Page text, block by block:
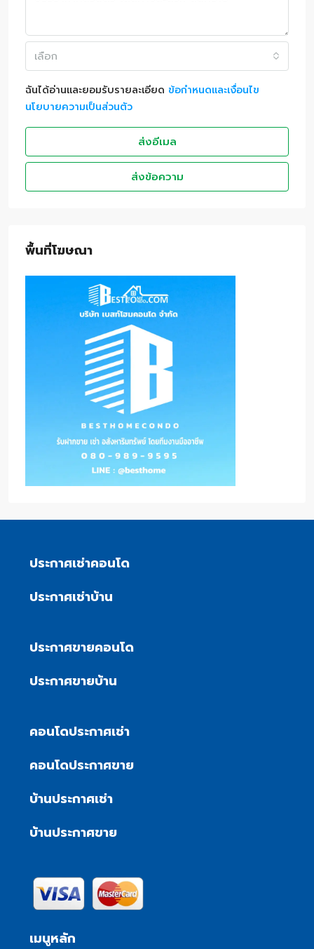
เลือก
ฉันได้อ่านและยอมรับรายละเอียด ข้อกำหนดและเงื่อนไข
นโยบายความเป็นส่วนตัว
ส่งอีเมล
ส่งข้อความ
พื้นที่โฆษณา
ประกาศเช่าคอนโด
ประกาศเช่าบ้าน
ประกาศขายคอนโด
ประกาศขายบ้าน
คอนโดประกาศเช่า
คอนโดประกาศขาย
บ้านประกาศเช่า
บ้านประกาศขาย
เมนูหลัก